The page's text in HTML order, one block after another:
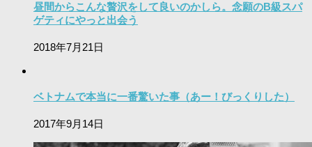
昼間からこんな贅沢をして良いのかしら。念願のB級スパ
ゲティにやっと出会う
2018年7月21日
ベトナムで本当に一番驚いた事（あー！びっくりした）
2017年9月14日